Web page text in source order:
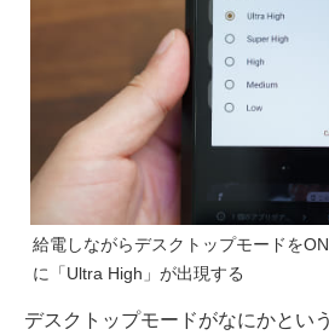
給電しながらデスクトップモードを
に「Ultra High」が出現する
デスクトップモードがなにかとい